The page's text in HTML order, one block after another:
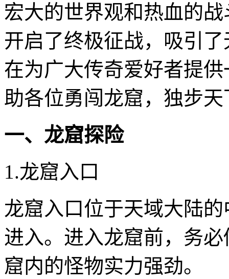
宏大的世界观和热血的
开启了终极征战，吸引
在为广大传奇爱好者提
助各位勇闯龙窟，独步天
一、龙窟探险
1.龙窟入口
龙窟入口位于天域大陆
进入。进入龙窟前，务
窟内的怪物实力强劲。